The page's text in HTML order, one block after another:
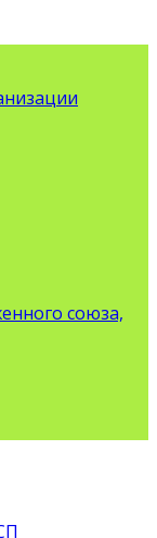
союза,